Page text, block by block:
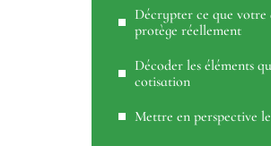
Décrypter ce que
protège réellement
Décoder les éléments
cotisation
Mettre en perspective